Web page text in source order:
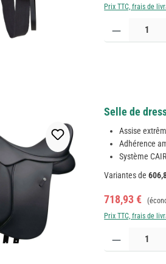
Prix TTC, frais de
Quantité de
Selle de
Assise
Adhérence
Système
Variantes de
Prix de vente :
718,93 € Prix
Prix TTC, frais de
Quantité de